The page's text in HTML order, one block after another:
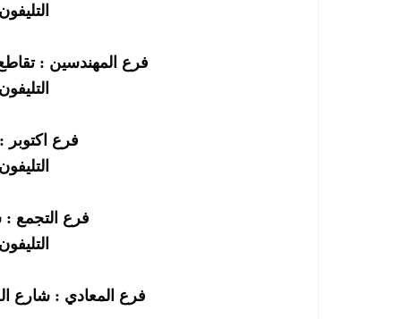
التليفون :
فرع المهندسين :
التليفون :
فرع اكتوبر
التليفون :
فرع التجمع :
التليفون :
فرع المعادي : شارع